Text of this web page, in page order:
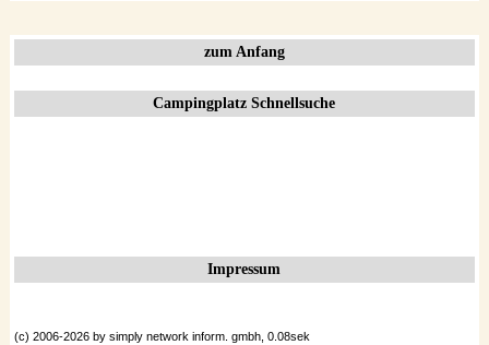
zum Anfang
Campingplatz Schnellsuche
Impressum
(c) 2006-2026 by simply network inform. gmbh, 0.08sek